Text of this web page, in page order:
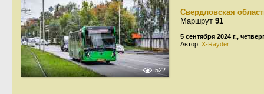
522
Свердловская
Маршрут 91
5 сентября 2024 г.,
Автор: X-Rayder